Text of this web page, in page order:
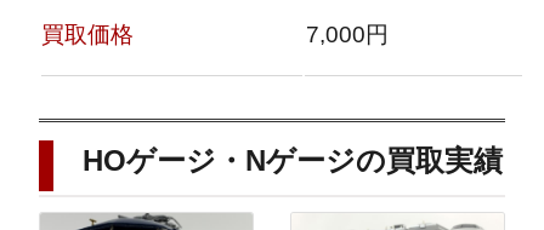
買取価格 7,000円
HOゲージ・Nゲージの買取実績